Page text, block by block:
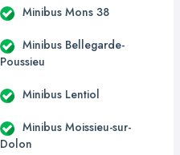
Minibus Mons 38
Minibus Bellegarde-
Poussieu
Minibus Lentiol
Minibus Moissieu-sur-
Dolon